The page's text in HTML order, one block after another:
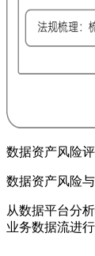
数据资产风险
数据资产风险
从数据平台分
业务数据流进行